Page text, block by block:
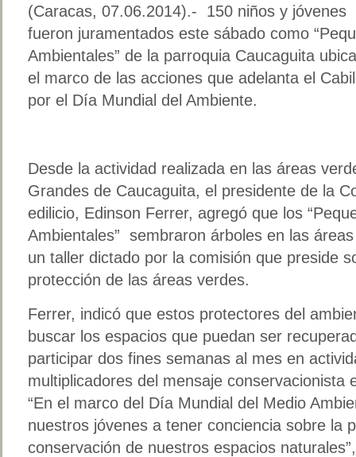
(Caracas, 07.06.2014).- 150 niños y jóvenes
fueron juramentados este sábado como
Ambientales” de la parroquia Caucaguita
el marco de las acciones que adelanta el
por el Día Mundial del Ambiente.
Desde la actividad realizada en las áreas
Grandes de Caucaguita, el presidente de la
edilicio, Edinson Ferrer, agregó que los
Ambientales” sembraron árboles en las
un taller dictado por la comisión que preside
protección de las áreas verdes.
Ferrer, indicó que estos protectores del
buscar los espacios que puedan ser
participar dos fines semanas al mes en
multiplicadores del mensaje conservacionista
“En el marco del Día Mundial del Medio
nuestros jóvenes a tener conciencia sobre la
conservación de nuestros espacios